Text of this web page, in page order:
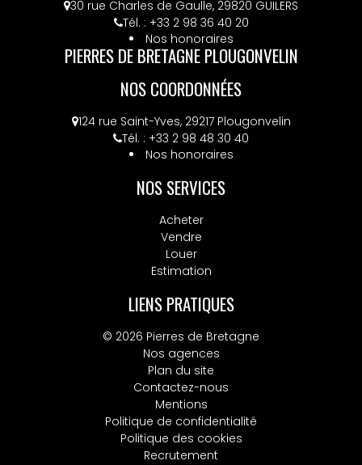
30 rue Charles de Gaulle, 29820 GUILERS
Tél. : +33 2 98 36 40 20
Nos honoraires
PIERRES DE BRETAGNE PLOUGONVELIN
NOS COORDONNÉES
124 rue Saint-Yves, 29217 Plougonvelin
Tél. : +33 2 98 48 30 40
Nos honoraires
NOS SERVICES
Acheter
Vendre
Louer
Estimation
LIENS PRATIQUES
© 2026 Pierres de Bretagne
Nos agences
Plan du site
Contactez-nous
Mentions
Politique de confidentialité
Politique des cookies
Recrutement